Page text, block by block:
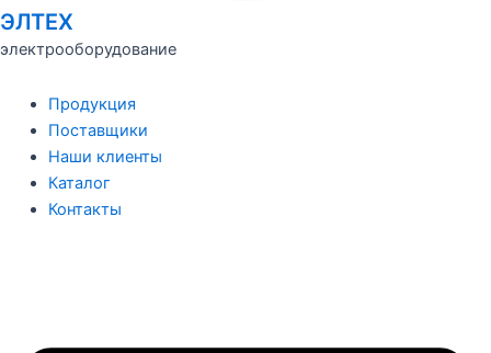
ЭЛТЕХ
электрооборудование
Продукция
Поставщики
Наши клиенты
Каталог
Контакты